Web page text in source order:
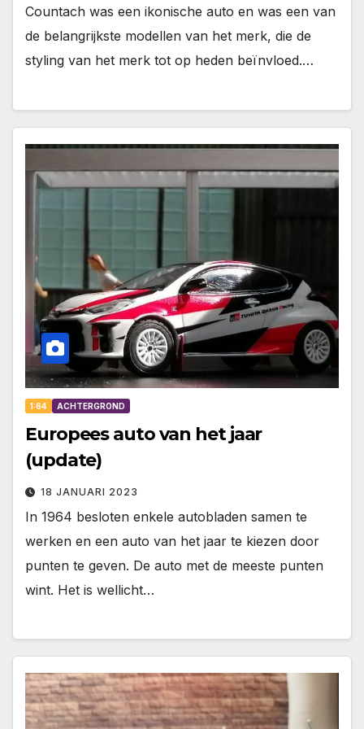
Countach was een ikonische auto en was een van
de belangrijkste modellen van het merk, die de
styling van het merk tot op heden beïnvloed.…
1:64 ACHTERGROND
Europees auto van het jaar
(update)
18 JANUARI 2023
In 1964 besloten enkele autobladen samen te
werken en een auto van het jaar te kiezen door
punten te geven. De auto met de meeste punten
wint. Het is wellicht…